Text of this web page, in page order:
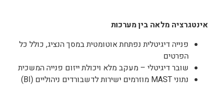
אינטגרציה מלאה בין מערכות
פנייה דיגיטלית נפתחת אוטומטית במסך הנציג, כולל כל
הפרטים
שובר דיגיטלי – מעקב מלא ויכולת ייזום פנייה המשכית
נתוני MAST מוזרמים ישירות לדשבורדים ניהוליים (BI)